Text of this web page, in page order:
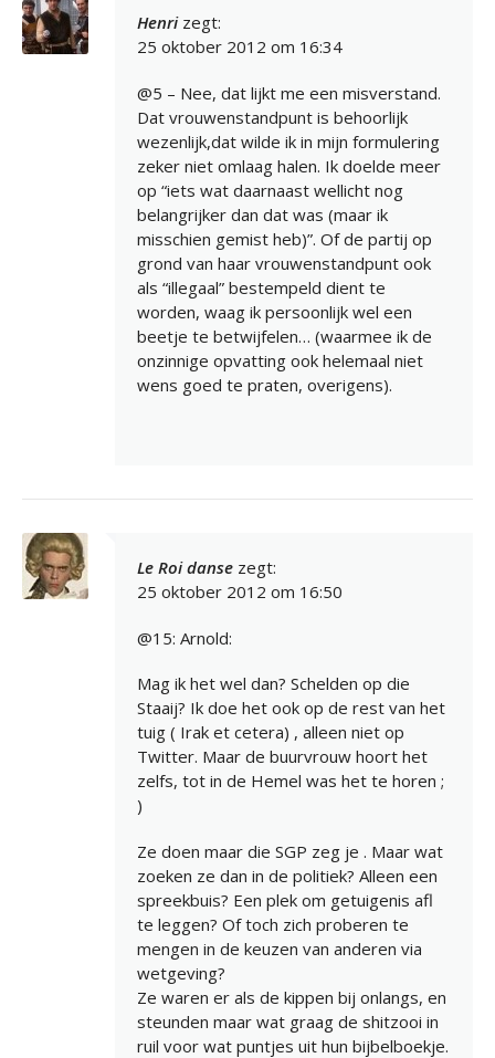
Henri zegt:
25 oktober 2012 om 16:34
@5 – Nee, dat lijkt me een misverstand.
Dat vrouwenstandpunt is behoorlijk
wezenlijk,dat wilde ik in mijn formulering
zeker niet omlaag halen. Ik doelde meer
op “iets wat daarnaast wellicht nog
belangrijker dan dat was (maar ik
misschien gemist heb)”. Of de partij op
grond van haar vrouwenstandpunt ook
als “illegaal” bestempeld dient te
worden, waag ik persoonlijk wel een
beetje te betwijfelen… (waarmee ik de
onzinnige opvatting ook helemaal niet
wens goed te praten, overigens).
Le Roi danse zegt:
25 oktober 2012 om 16:50
@15: Arnold:
Mag ik het wel dan? Schelden op die
Staaij? Ik doe het ook op de rest van het
tuig ( Irak et cetera) , alleen niet op
Twitter. Maar de buurvrouw hoort het
zelfs, tot in de Hemel was het te horen ;
)
Ze doen maar die SGP zeg je . Maar wat
zoeken ze dan in de politiek? Alleen een
spreekbuis? Een plek om getuigenis afl
te leggen? Of toch zich proberen te
mengen in de keuzen van anderen via
wetgeving?
Ze waren er als de kippen bij onlangs, en
steunden maar wat graag de shitzooi in
ruil voor wat puntjes uit hun bijbelboekje.